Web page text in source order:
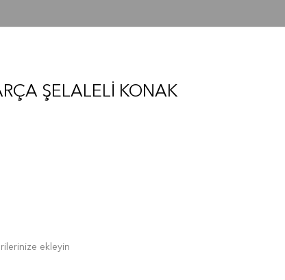
ŞELALELI KONAK
ekleyin